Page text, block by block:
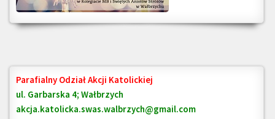
Parafialny Odział Akcji Katolickiej
ul. Garbarska 4; Wałbrzych
akcja.katolicka.swas.walbrzych@gmail.com